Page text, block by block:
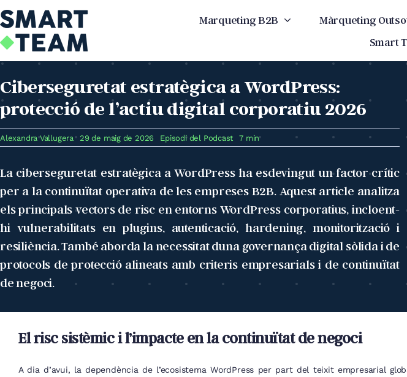
to
content
Marqueting B2B Màrqueting
Smart
Ciberseguretat estratègica a WordPress:
protecció de l’actiu digital corporatiu 2026
Alexandra Vallugera 29 de maig de 2026 Episodi del Podcast 7 min
La ciberseguretat estratègica a WordPress ha esdevingut un factor crític
per a la continuïtat operativa de les empreses B2B. Aquest article analitza
els principals vectors de risc en entorns WordPress corporatius, incloent-
hi vulnerabilitats en plugins, autenticació, hardening, monitorització i
resiliència. També aborda la necessitat duna governança digital sòlida i de
protocols de protecció alineats amb criteris empresarials i de continuïtat
de negoci.
El risc sistèmic i l’impacte en la continuïtat de negoci
A dia d’avui, la dependència de l’ecosistema WordPress per part del teixit empresarial